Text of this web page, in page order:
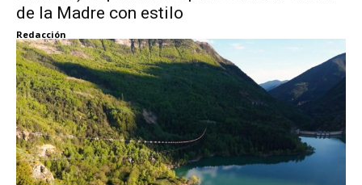
de la Madre con estilo
Redacción